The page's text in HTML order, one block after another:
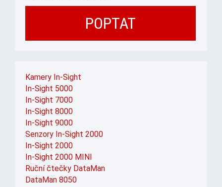
POPTAT
Kamery In-Sight
In-Sight 5000
In-Sight 7000
In-Sight 8000
In-Sight 9000
Senzory In-Sight 2000
In-Sight 2000
In-Sight 2000 MINI
Ruční čtečky DataMan
DataMan 8050